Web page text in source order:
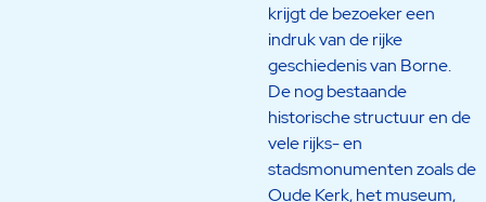
krijgt de bezoeker een
indruk van de rijke
geschiedenis van Borne.
De nog bestaande
historische structuur en de
vele rijks- en
stadsmonumenten zoals de
Oude Kerk, het museum,